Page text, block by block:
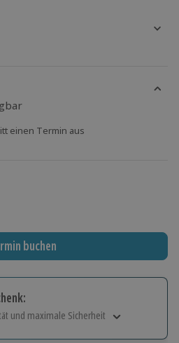
einen Termin aus
buchen
und maximale Sicherheit